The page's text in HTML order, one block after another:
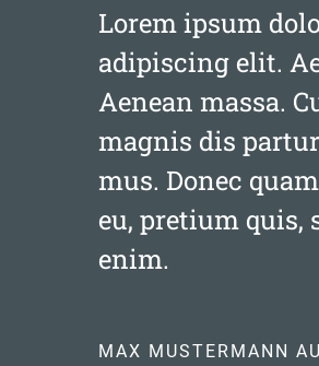
Lorem ipsum
adipiscing elit.
Aenean massa.
magnis dis
mus. Donec
eu, pretium quis,
enim.
MAX MUSTERMANN